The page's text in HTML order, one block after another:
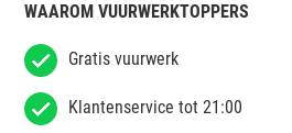
WAAROM VUURWERKTOPPERS
Gratis vuurwerk
Klantenservice tot 21:00